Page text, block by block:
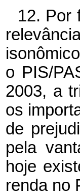
12. Por
o PIS/
2003, a
os
de
pela
hoje
renda no